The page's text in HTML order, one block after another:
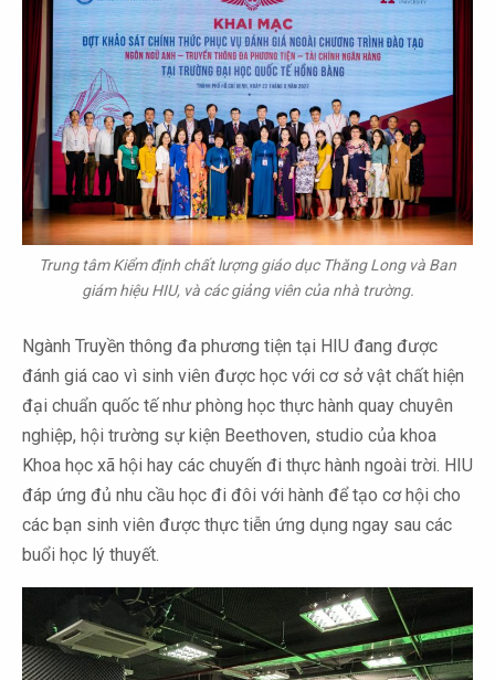
Trung tâm Kiểm định chất lượng giáo dục Thăng Long và Ban
giám hiệu HIU, và các giảng viên của nhà trường.
Ngành Truyền thông đa phương tiện tại HIU đang được
đánh giá cao vì sinh viên được học với cơ sở vật chất hiện
đại chuẩn quốc tế như phòng học thực hành quay chuyên
nghiệp, hội trường sự kiện Beethoven, studio của khoa
Khoa học xã hội hay các chuyến đi thực hành ngoài trời. HIU
đáp ứng đủ nhu cầu học đi đôi với hành để tạo cơ hội cho
các bạn sinh viên được thực tiễn ứng dụng ngay sau các
buổi học lý thuyết.